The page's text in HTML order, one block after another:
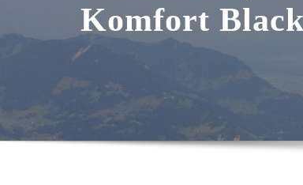
Komfort